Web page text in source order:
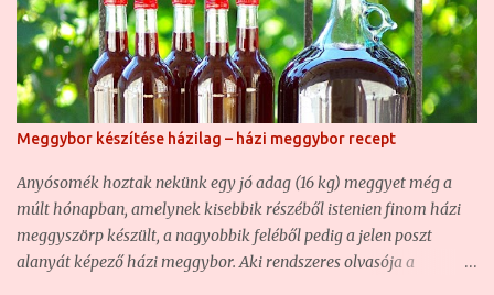
Meggybor készítése házilag – házi meggybor recept
Anyósomék hoztak nekünk egy jó adag (16 kg) meggyet még a
múlt hónapban, amelynek kisebbik részéből istenien finom házi
meggyszörp készült, a nagyobbik feléből pedig a jelen poszt
alanyát képező házi meggybor. Aki rendszeres olvasója a